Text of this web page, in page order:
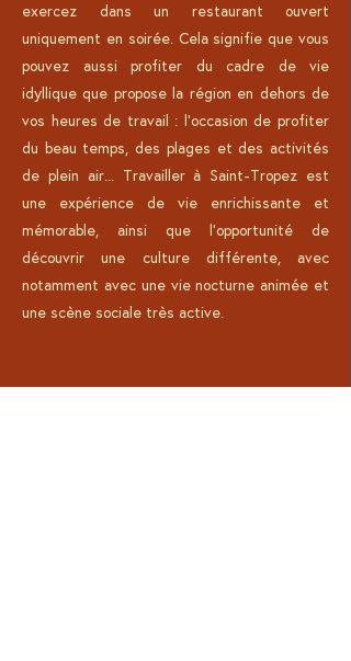
exercez dans un restaurant ouvert
uniquement en soirée. Cela signifie que vous
pouvez aussi profiter du cadre de vie
idyllique que propose la région en dehors de
vos heures de travail : l'occasion de profiter
du beau temps, des plages et des activités
de plein air... Travailler à Saint-Tropez est
une expérience de vie enrichissante et
mémorable, ainsi que l'opportunité de
découvrir une culture différente, avec
notamment avec une vie nocturne animée et
une scène sociale très active.